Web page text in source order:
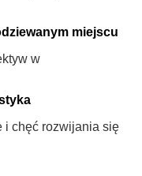
miejscu
w
i chęć rozwijania się